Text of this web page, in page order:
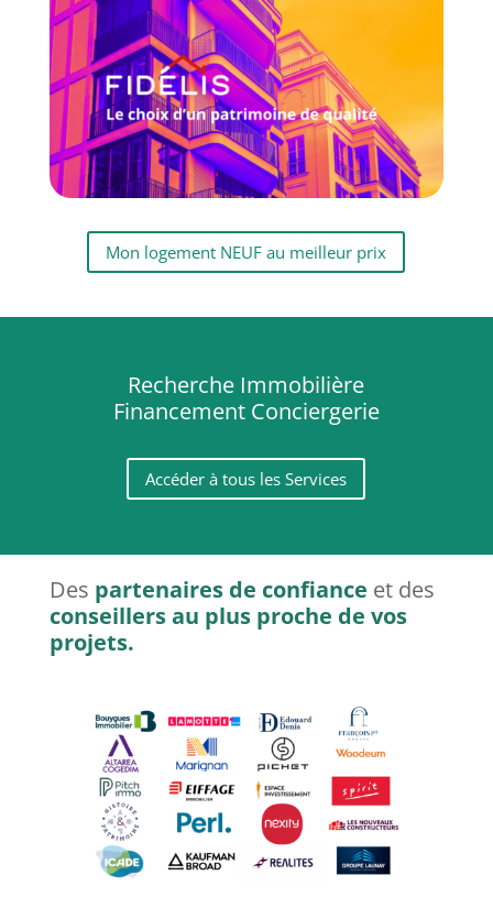
Mon logement NEUF au meilleur prix
Recherche Immobilière
Financement Conciergerie
Accéder à tous les Services
Des partenaires de confiance et des
conseillers au plus proche de vos
projets.